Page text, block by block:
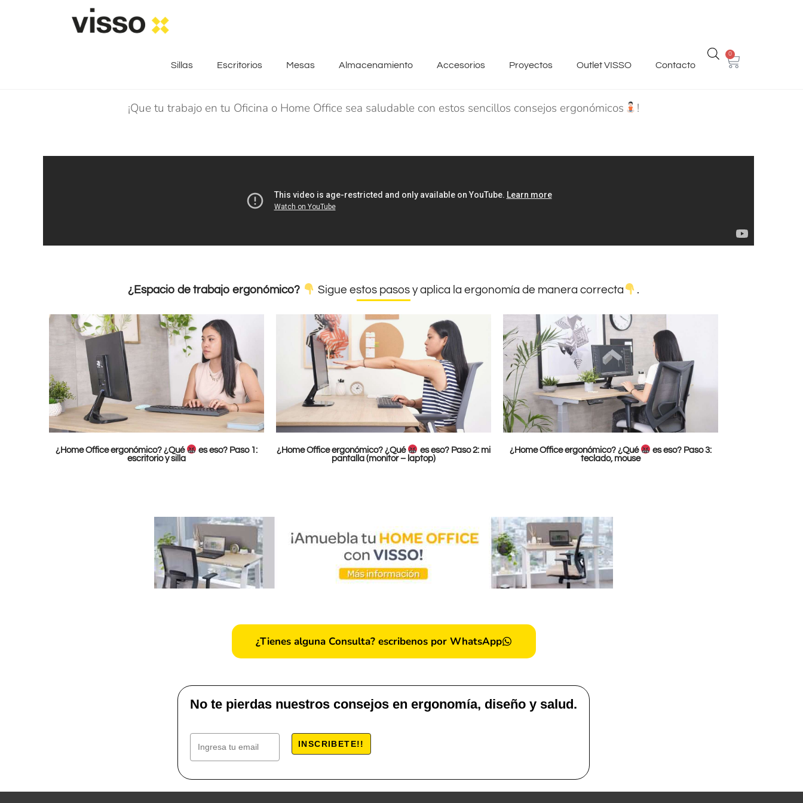
Sillas Escritorios Mesas Almacenamiento Accesorios Proyectos Outlet VISSO Contacto
0
¡Que tu trabajo en tu Oficina o Home Office sea saludable con estos sencillos consejos ergonómicos !
¿Espacio de trabajo ergonómico? Sigue estos pasos y aplica la ergonomía de manera correcta .
¿Home Office ergonómico? ¿Qué
es eso? Paso 1:
escritorio y silla
¿Home Office ergonómico? ¿Qué
es eso? Paso 2: mi
pantalla (monitor – laptop)
¿Home Office ergonómico? ¿Qué
es eso? Paso 3:
teclado, mouse
¿Tienes alguna Consulta? escribenos por WhatsApp
No te pierdas nuestros consejos en ergonomía, diseño y salud.
INSCRIBETE!!